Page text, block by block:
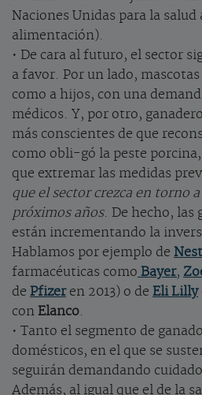
Naciones Unidas para la
alimentación).
• De cara al futuro, el sector
a favor. Por un lado,
como a hijos, con una
médicos. Y, por otro,
más conscientes de que
como obli-gó la peste
que extremar las medidas
que el sector crezca en torno
próximos años. De hecho, las
están incrementando la
Hablamos por ejemplo de
farmacéuticas como Bayer,
de Pfizeren 2013) o de Eli Lilly
con Elanco.
• Tanto el segmento de
domésticos, en el que se
seguirán demandando
Además, al igual que el de la